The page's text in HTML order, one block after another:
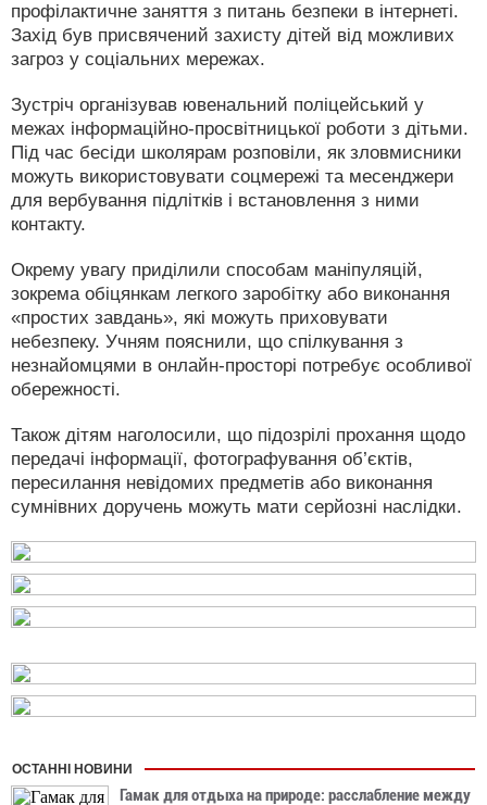
профілактичне заняття з питань безпеки в інтернеті.
Захід був присвячений захисту дітей від можливих
загроз у соціальних мережах.
Зустріч організував ювенальний поліцейський у
межах інформаційно-просвітницької роботи з дітьми.
Під час бесіди школярам розповіли, як зловмисники
можуть використовувати соцмережі та месенджери
для вербування підлітків і встановлення з ними
контакту.
Окрему увагу приділили способам маніпуляцій,
зокрема обіцянкам легкого заробітку або виконання
«простих завдань», які можуть приховувати
небезпеку. Учням пояснили, що спілкування з
незнайомцями в онлайн-просторі потребує особливої
обережності.
Також дітям наголосили, що підозрілі прохання щодо
передачі інформації, фотографування об’єктів,
пересилання невідомих предметів або виконання
сумнівних доручень можуть мати серйозні наслідки.
ОСТАННІ НОВИНИ
Гамак для отдыха на природе: расслабление между